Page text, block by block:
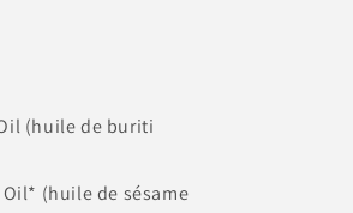
(huile de buriti
(huile de sésame